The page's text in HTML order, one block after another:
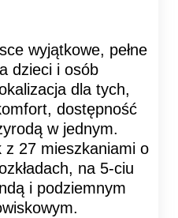
wyjątkowe, pełne
dzieci i osób
dla tych,
dostępność
w jednym.
z 27 mieszkaniami o
na 5-ciu
i podziemnym